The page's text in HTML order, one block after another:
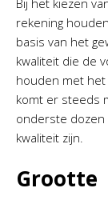
rekening
basis van het
kwaliteit die de
houden met
komt er steeds
onderste dozen
kwaliteit zijn.
Grootte